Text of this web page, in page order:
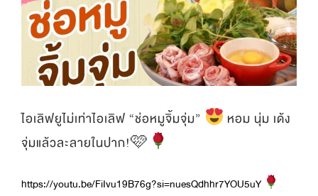
ไอเลิฟยูไม่เท่าไอเลิฟ “ช่อหมูจิ้มจุ่ม”
หอม นุ่ม เด้ง
จุ่มแล้วละลายในปาก!🩷
https://youtu.be/FiIvu19B76g?si=nuesQdhhr7YOU5uY